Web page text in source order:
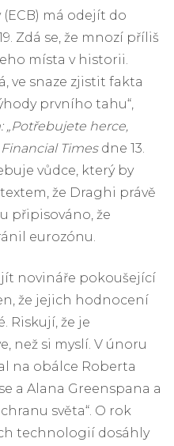
má odejít do
Zdá se, že mnozí příliš
místa v historii.
ve snaze zjistit fakta
prvního tahu“,
„Potřebujete herce,
Financial Timesdne 13.
vůdce, který by
že Draghi právě
připisováno, že
eurozónu.
novináře pokoušející
že jejich hodnocení
Riskují, že je
než si myslí. V únoru
na obálce Roberta
a Alana Greenspana a
světa“. O rok
technologií dosáhly